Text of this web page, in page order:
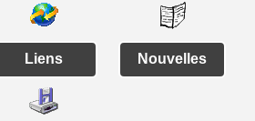
Liens Nouvelles